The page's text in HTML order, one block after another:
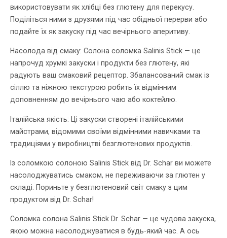
використовувати як хлібці без глютену для перекусу.
Поділіться ними з друзями під час обідньої перерви або
подайте їх як закуску під час вечірнього аперитиву.
Насолода від смаку: Солона соломка Salinis Stick — це
напрочуд хрумкі закуски і продукти без глютену, які
радують ваш смаковий рецептор. Збалансований смак із
сіллю та ніжною текстурою робить їх відмінним
доповненням до вечірнього чаю або коктейлю.
Італійська якість: Ці закуски створені італійськими
майстрами, відомими своїми відмінними навичками та
традиціями у виробництві безглютенових продуктів.
Із соломкою солоною Salinis Stick від Dr. Schar ви можете
насолоджуватись смаком, не переживаючи за глютен у
складі. Пориньте у безглютеновий світ смаку з цим
продуктом від Dr. Schar!
Соломка солона Salinis Stick Dr. Schar — це чудова закуска,
якою можна насолоджуватися в будь-який час. А ось